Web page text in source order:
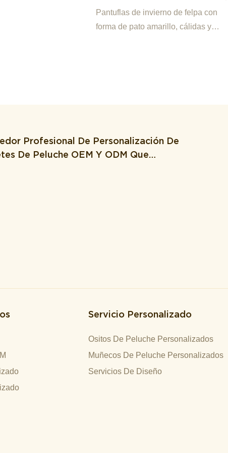
Cálidas Y Peludas Para
Interiores, Con Dibujos
Pantuflas de invierno de felpa con
forma de pato amarillo, cálidas y
Profesional De Personalización De
De Peluche OEM Y ODM Que
Servicio Personalizado
Ositos De Peluche Personalizados
Muñecos De Peluche Personalizados
Servicios De Diseño